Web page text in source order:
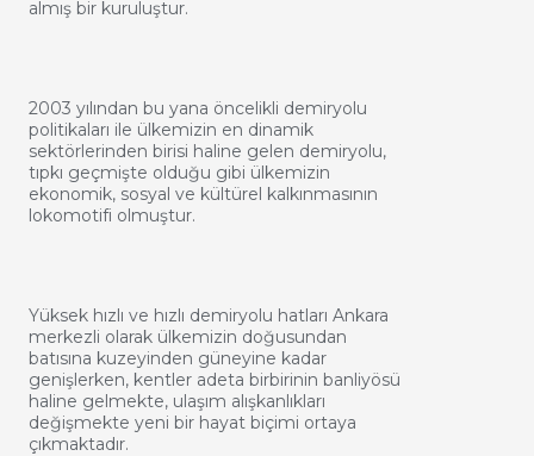
almış bir kuruluştur.
2003 yılından bu yana öncelikli demiryolu
politikaları ile ülkemizin en dinamik
sektörlerinden birisi haline gelen demiryolu,
tıpkı geçmişte olduğu gibi ülkemizin
ekonomik, sosyal ve kültürel kalkınmasının
lokomotifi olmuştur.
Yüksek hızlı ve hızlı demiryolu hatları Ankara
merkezli olarak ülkemizin doğusundan
batısına kuzeyinden güneyine kadar
genişlerken, kentler adeta birbirinin banliyösü
haline gelmekte, ulaşım alışkanlıkları
değişmekte yeni bir hayat biçimi ortaya
çıkmaktadır.